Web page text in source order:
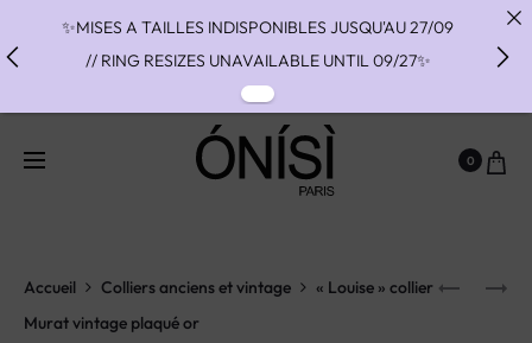
0
Accueil Colliers anciens et vintage
« Louise » collier
Murat vintage plaqué or
✨MISES A TAILLES INDISPONIBLES JUSQU'AU 27/09
// RING RESIZES UNAVAILABLE UNTIL 09/27✨
✨ FAST SHIPPING TO THE US WITH DHL EXPRESS -
NO SUPRISE DUTIES AT DELIVERY ✨
✨ PAIEMENT EN 3 OU 4 FOIS SANS FRAIS AVEC